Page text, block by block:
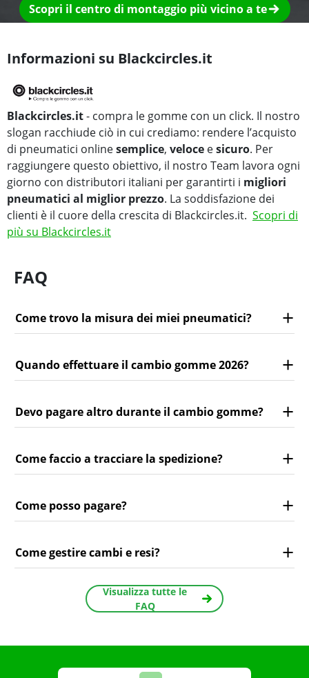
Scopri il centro di montaggio più vicino a te
Informazioni su Blackcircles.it
Blackcircles.it- compra le gomme con un click. Il nostro
slogan racchiude ciò in cui crediamo: rendere l’acquisto
di pneumatici onlinesemplice, veloce esicuro. Per
raggiungere questo obiettivo, il nostro Team lavora ogni
giorno con distributori italiani per garantirti i migliori
pneumatici al miglior prezzo. La soddisfazione dei
clienti è il cuore della crescita di Blackcircles.it. Scopri di
più su Blackcircles.it
FAQ
Come trovo la misura dei miei pneumatici?
Quando effettuare il cambio gomme 2026?
Devo pagare altro durante il cambio gomme?
Come faccio a tracciare la spedizione?
Come posso pagare?
Come gestire cambi e resi?
Visualizza tutte le
FAQ